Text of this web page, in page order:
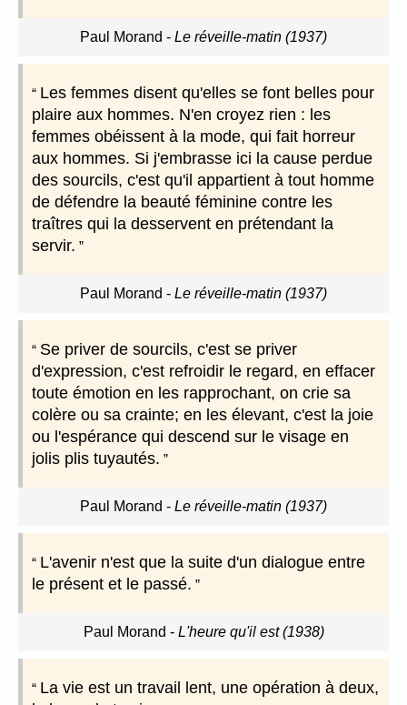
Paul Morand - Le réveille-matin (1937)
Les femmes disent qu'elles se font belles pour
plaire aux hommes. N'en croyez rien : les
femmes obéissent à la mode, qui fait horreur
aux hommes. Si j'embrasse ici la cause perdue
des sourcils, c'est qu'il appartient à tout homme
de défendre la beauté féminine contre les
traîtres qui la desservent en prétendant la
servir.
Paul Morand - Le réveille-matin (1937)
Se priver de sourcils, c'est se priver
d'expression, c'est refroidir le regard, en effacer
toute émotion en les rapprochant, on crie sa
colère ou sa crainte; en les élevant, c'est la joie
ou l'espérance qui descend sur le visage en
jolis plis tuyautés.
Paul Morand - Le réveille-matin (1937)
L'avenir n'est que la suite d'un dialogue entre
le présent et le passé.
Paul Morand - L'heure qu'il est (1938)
La vie est un travail lent, une opération à deux,